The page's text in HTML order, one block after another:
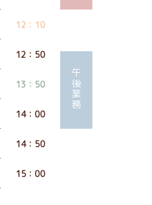
12：10
12：50
13：50
14：00
14：50
15：00
午後業務